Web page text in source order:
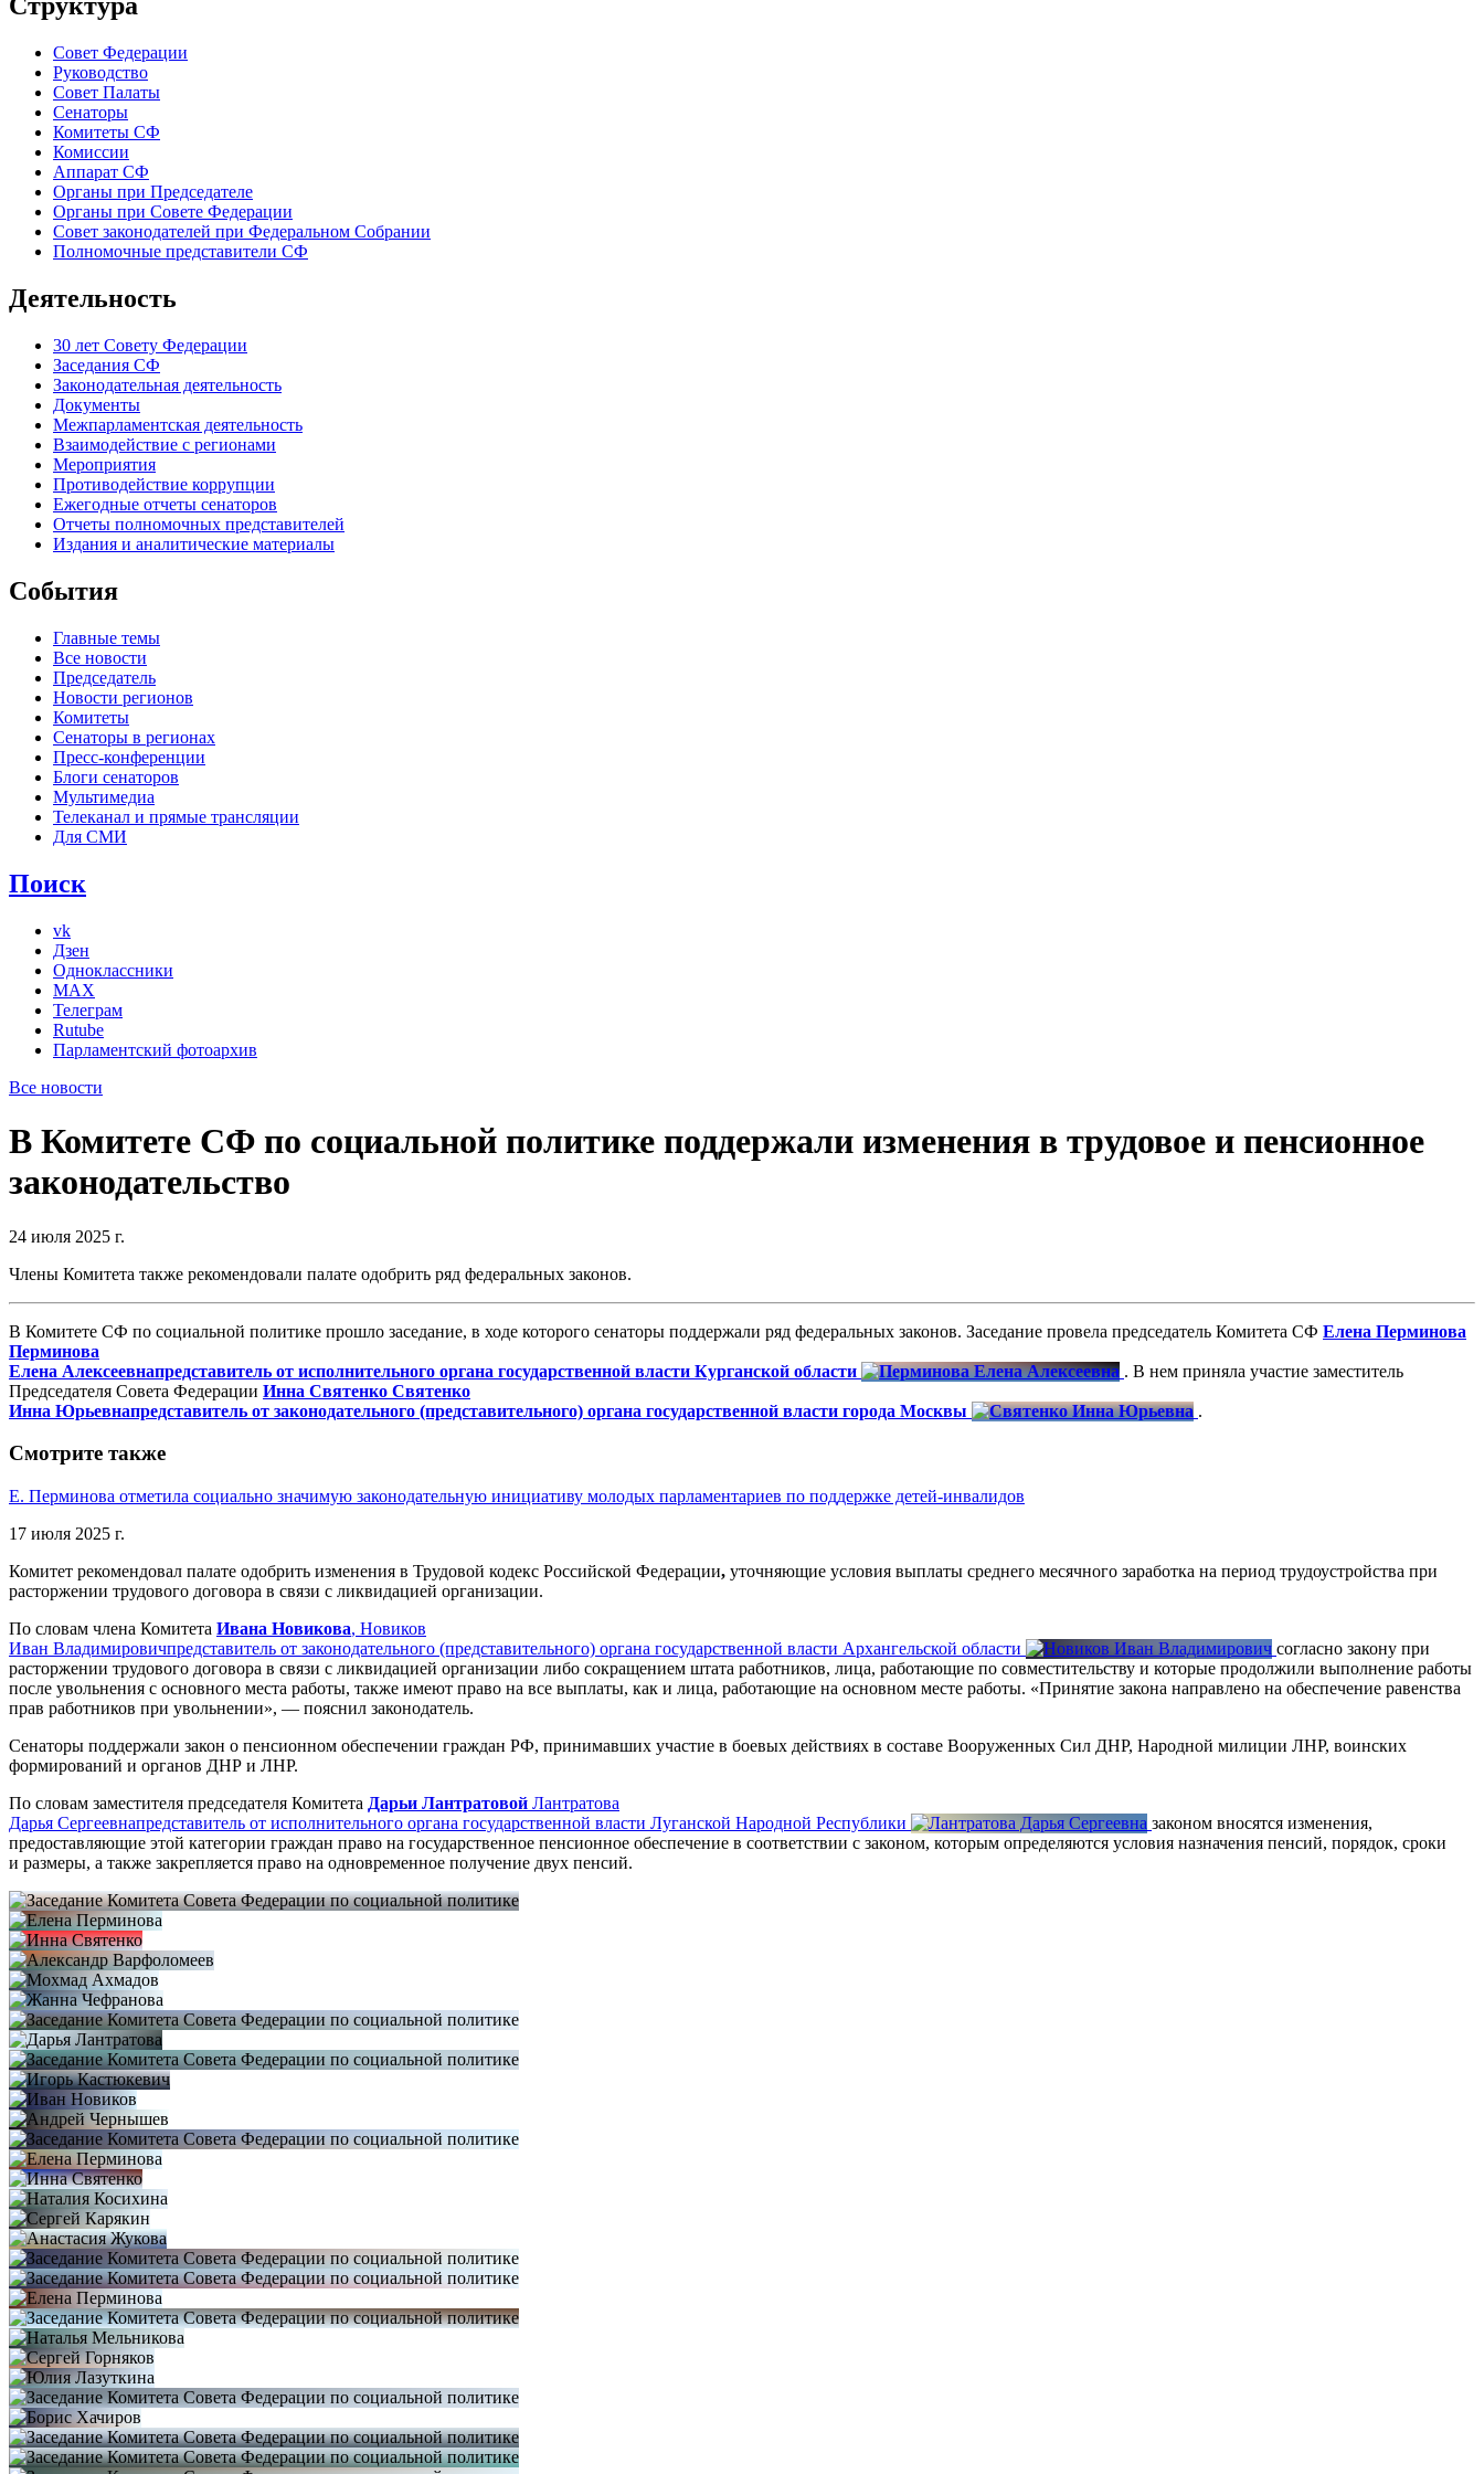
Структура
Совет Федерации
Руководство
Совет Палаты
Сенаторы
Комитеты СФ
Комиссии
Аппарат СФ
Органы при Председателе
Органы при Совете Федерации
Совет законодателей при Федеральном Собрании
Полномочные представители СФ
Деятельность
30 лет Совету Федерации
Заседания СФ
Законодательная деятельность
Документы
Межпарламентская деятельность
Взаимодействие с регионами
Мероприятия
Противодействие коррупции
Ежегодные отчеты сенаторов
Отчеты полномочных представителей
Издания и аналитические материалы
События
Главные темы
Все новости
Председатель
Новости регионов
Комитеты
Сенаторы в регионах
Пресс-конференции
Блоги сенаторов
Мультимедиа
Телеканал и прямые трансляции
Для СМИ
Поиск
vk
Дзен
Одноклассники
MAX
Телеграм
Rutube
Парламентский фотоархив
Все новости
В Комитете СФ по социальной политике поддержали изменения в трудовое и пенсионное
законодательство
24 июля 2025 г.
Члены Комитета также рекомендовали палате одобрить ряд федеральных законов.
В Комитете СФ по социальной политике прошло заседание, в ходе которого сенаторы поддержали ряд федеральных законов. Заседание провела председатель Комитета СФ Елена Перминова
Перминова
Елена Алексеевнапредставитель от исполнительного органа государственной власти Курганской области
. В нем приняла участие заместитель
Председателя Совета Федерации Инна Святенко Святенко
Инна Юрьевнапредставитель от законодательного (представительного) органа государственной власти города Москвы .
Смотрите также
Е. Перминова отметила социально значимую законодательную инициативу молодых парламентариев по поддержке детей-инвалидов
17 июля 2025 г.
Комитет рекомендовал палате одобрить изменения в Трудовой кодекс Российской Федерации, уточняющие условия выплаты среднего месячного заработка на период трудоустройства при
расторжении трудового договора в связи с ликвидацией организации.
По словам члена Комитета Ивана Новикова, Новиков
Иван Владимировичпредставитель от законодательного (представительного) органа государственной власти Архангельской области
согласно закону при
расторжении трудового договора в связи с ликвидацией организации либо сокращением штата работников, лица, работающие по совместительству и которые продолжили выполнение работы
после увольнения с основного места работы, также имеют право на все выплаты, как и лица, работающие на основном месте работы. «Принятие закона направлено на обеспечение равенства
прав работников при увольнении», — пояснил законодатель.
Сенаторы поддержали закон о пенсионном обеспечении граждан РФ, принимавших участие в боевых действиях в составе Вооруженных Сил ДНР, Народной милиции ЛНР, воинских
формирований и органов ДНР и ЛНР.
По словам заместителя председателя Комитета Дарьи Лантратовой Лантратова
Дарья Сергеевнапредставитель от исполнительного органа государственной власти Луганской Народной Республики
законом вносятся изменения,
предоставляющие этой категории граждан право на государственное пенсионное обеспечение в соответствии с законом, которым определяются условия назначения пенсий, порядок, сроки
и размеры, а также закрепляется право на одновременное получение двух пенсий.